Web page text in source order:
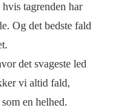
tagrenden har
Og det bedste fald
det svageste led
vi altid fald,
en helhed.